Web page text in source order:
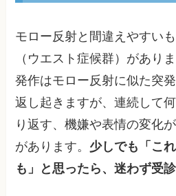
モロー反射と間違えやすい
（ウエスト症候群）があり
発作はモロー反射に似た突
返し起きますが、連続して
り返す、機嫌や表情の変化
があります。 少しでも「こ
も」と思ったら、迷わず受